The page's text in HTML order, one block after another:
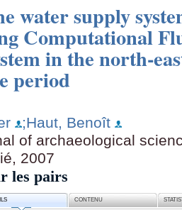
water supply
Computational
in the north-
period
;Haut, Benoît
of archaeological
2007
les pairs
CONTENU